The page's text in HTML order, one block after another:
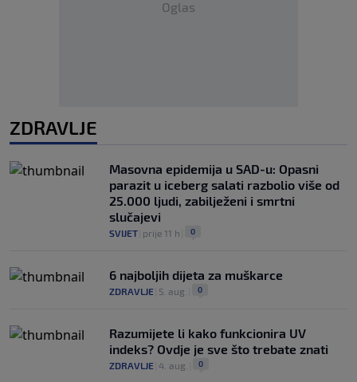
Oglas
ZDRAVLJE
Masovna epidemija u SAD-u: Opasni
parazit u iceberg salati razbolio više od
25.000 ljudi, zabilježeni i smrtni
slučajevi
SVIJET prije 11 h 0
6 najboljih dijeta za muškarce
ZDRAVLJE 5. aug. 0
Razumijete li kako funkcionira UV
indeks? Ovdje je sve što trebate znati
ZDRAVLJE 4. aug. 0